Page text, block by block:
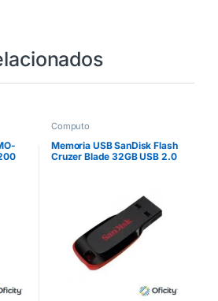
Computo
Memoria USB SanDisk Flash
Cruzer Blade 32GB USB 2.0